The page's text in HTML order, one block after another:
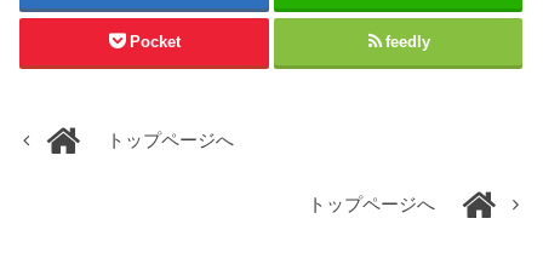
Pocket feedly
トップページへ
トップページへ